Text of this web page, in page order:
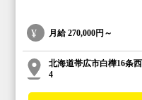
月給270,000円～
北海道帯広市白樺16条
4